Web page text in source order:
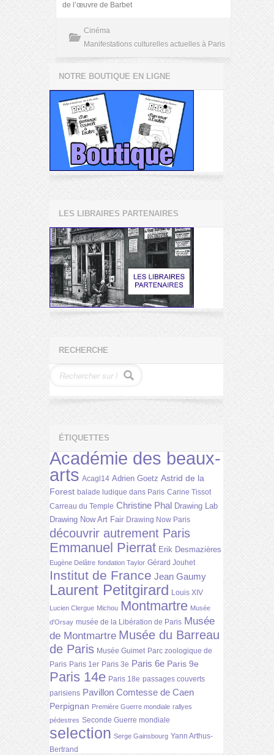
de l’œuvre de Barbet
Cinéma
Manifestations culturelles actuelles à Paris
NOTRE BOUTIQUE EN LIGNE
LES LIBRAIRES PARTENAIRES
RECHERCHE
ÉTIQUETTES
Académie des beaux-
arts Acagl14 Adrien Goetz Astrid de la
Forest balade ludique dans Paris Carine Tissot
Carreau du Temple Christine Phal Drawing Lab
Drawing Now Art Fair Drawing Now Paris
découvrir autrement Paris
Emmanuel Pierrat Erik Desmazières
Eugène Delâtre fondation Taylor Gérard Jouhet
Institut de France Jean Gaumy
Laurent Petitgirard Louis XIV
Lucien Clergue Michou Montmartre Musée
d'Orsay musée de la Libération de Paris Musée
de Montmartre Musée du Barreau
de Paris Musée Guimet Parc zoologique de
Paris Paris 1er Paris 3e Paris 6e Paris 9e
Paris 14e Paris 18e passages couverts
parisiens Pavillon Comtesse de Caen
Perpignan Première Guerre mondiale rallyes
pédestres Seconde Guerre mondiale
selection Serge Gainsbourg Yann Arthus-
Bertrand